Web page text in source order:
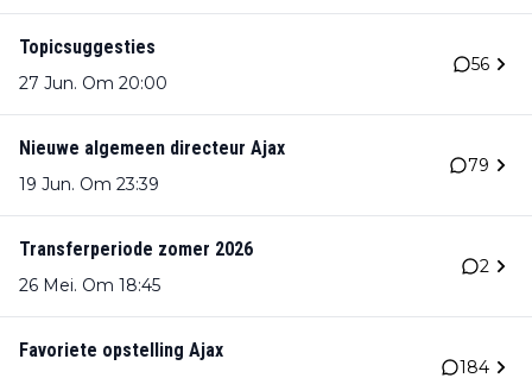
Topicsuggesties
27 Jun. Om 20:00
56
Nieuwe algemeen directeur Ajax
19 Jun. Om 23:39
79
Transferperiode zomer 2026
26 Mei. Om 18:45
2
Favoriete opstelling Ajax
184